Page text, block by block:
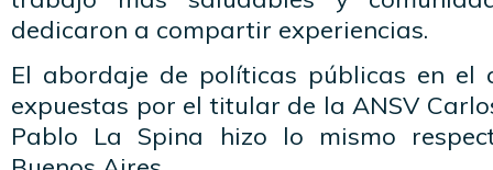
dedicaron a compartir experiencias.
El abordaje de políticas públicas en el
expuestas por el titular de la ANSV
Pablo La Spina hizo lo mismo